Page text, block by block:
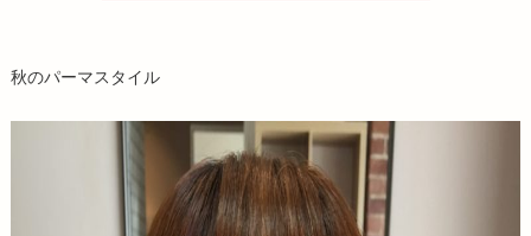
秋のパーマスタイル